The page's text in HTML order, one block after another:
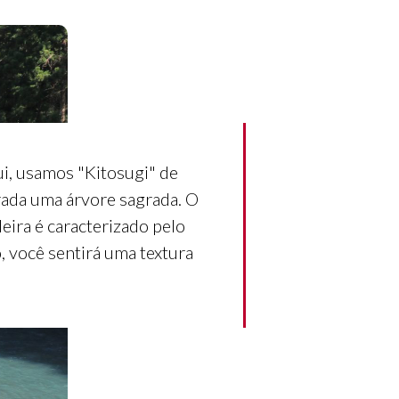
usamos "Kitosugi" de
uma árvore sagrada. O
é caracterizado pelo
você sentirá uma textura